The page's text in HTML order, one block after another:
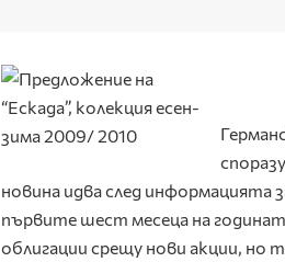
новина идва след информацията
първите шест месеца на
облигации срещу нови акции, но